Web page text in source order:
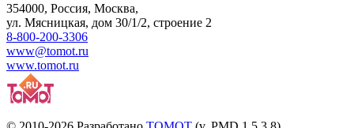
354000, Россия, Москва,
ул. Мясницкая, дом 30/1/2, строение 2
8-800-200-3306
www@tomot.ru
www.tomot.ru